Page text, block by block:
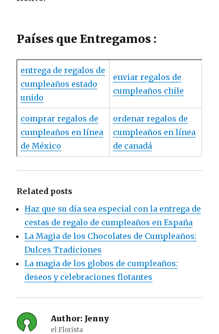
Países que Entregamos :
entrega de regalos de
cumpleaños estado
unido
enviar regalos de
cumpleaños chile
comprar regalos de
cumpleaños en línea
de México
ordenar regalos de
cumpleaños en línea
de canadá
Related posts
Haz que su día sea especial con la entrega de
cestas de regalo de cumpleaños en España
La Magia de los Chocolates de Cumpleaños:
Dulces Tradiciones
La magia de los globos de cumpleaños:
deseos y celebraciones flotantes
Author: Jenny
el Florista